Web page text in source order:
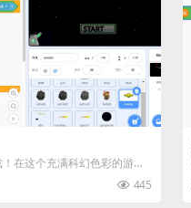
在这个充满科幻色彩的游戏
对无尽...
445